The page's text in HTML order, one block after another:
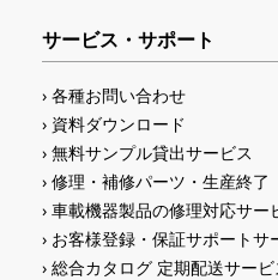
サービス・サポート
各種お問い合わせ
資料ダウンロード
無料サンプル貸出サービス
修理・補修パーツ・生産終了
車載機器製品の修理対応サー
お客様登録・保証サポートサ
総合カタログ 定期配送サー